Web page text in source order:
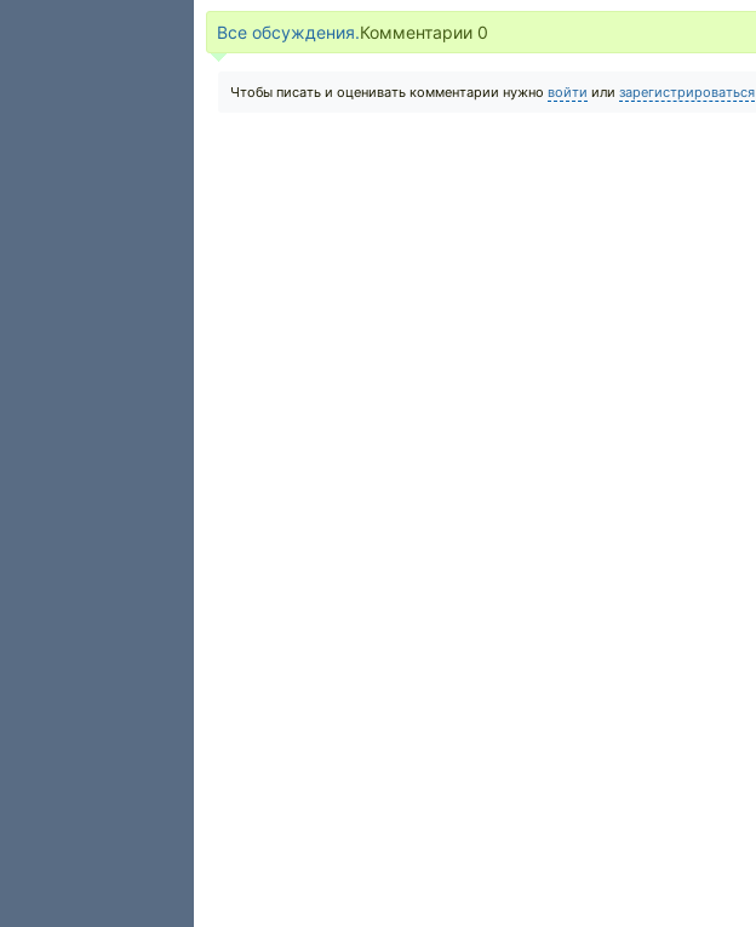
Все обсуждения.Комментарии 0
Чтобы писать и оценивать комментарии нужно войти или зарегистрироваться